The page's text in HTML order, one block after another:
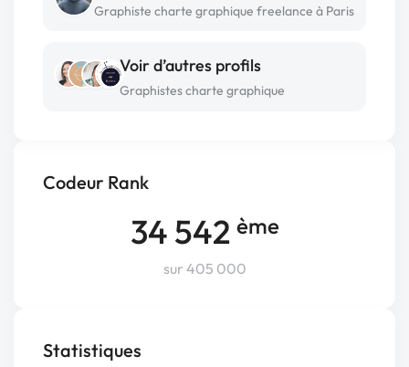
Codeur Rank
34 542 ème
sur 405 000
Statistiques
Graphiste charte graphique freelance à Paris
Voir d’autres profils
Graphistes charte graphique